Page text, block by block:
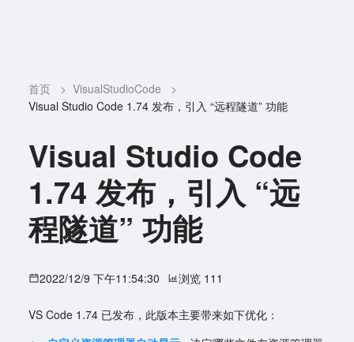
首页 > VisualStudioCode
>
Visual Studio Code 1.74 发布，引入 “远程隧道” 功能
Visual Studio Code
1.74 发布，引入 “远
程隧道” 功能
2022/12/9 下午11:54:30 浏览 111
VS Code 1.74 已发布，此版本主要带来如下优化：